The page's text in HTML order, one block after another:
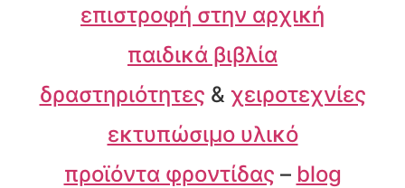
επιστροφή στην αρχική
παιδικά βιβλία
δραστηριότητες & χειροτεχνίες
εκτυπώσιμο υλικό
προϊόντα φροντίδας – blog